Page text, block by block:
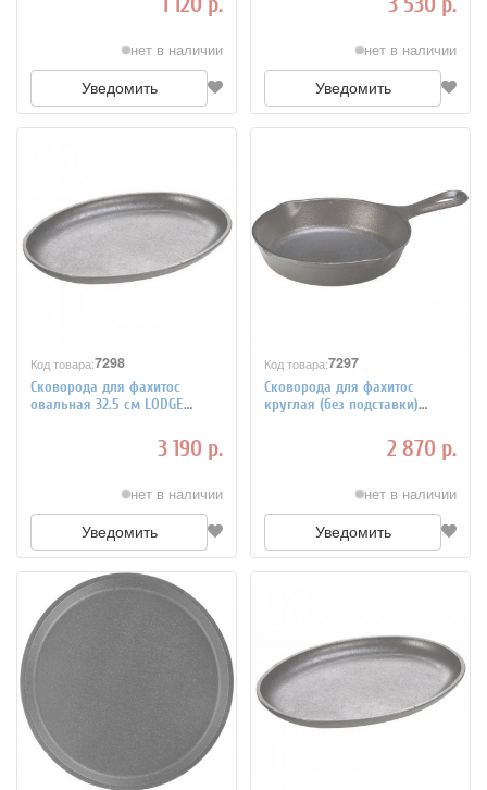
нет в наличии
Уведомить
нет в наличии
Уведомить
Код товара:7298
Сковорода для фахитос
овальная 32.5 см LODGE
3 190 р.
нет в наличии
Уведомить
Код товара:7297
Сковорода для фахитос
круглая (без подставки)
2 870 р.
нет в наличии
Уведомить